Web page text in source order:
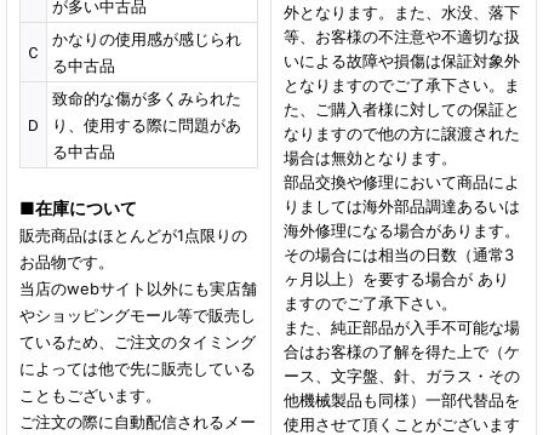
が多い中古品
Ｃ
かなりの使用感が感じられ
る中古品
Ｄ
致命的な傷が多くみられた
り、使用する際に問題があ
る中古品
■在庫について
販売商品はほとんどが1点限りの
お品物です。
当店のwebサイト以外にも実店舗
やショッピングモール等で販売し
ているため、ご注文のタイミング
によっては他で先に販売している
こともございます。
ご注文の際に自動配信されるメー
外となります。また、水没、落下
等、お客様の不注意や不適切な扱
いによる故障や損傷は保証対象外
となりますのでご了承下さい。ま
た、ご購入者様に対しての保証と
なりますので他の方に譲渡された
場合は無効となります。
部品交換や修理において商品によ
りましては海外部品調達あるいは
海外修理になる場合があります。
その場合には相当の日数（通常3
ヶ月以上）を要する場合が あり
ますのでご了承下さい。
また、純正部品が入手不可能な場
合はお客様の了解を得た上で（ケ
ース、文字盤、針、ガラス・その
他機械製品も同様）一部代替品を
使用させて頂くことがございます